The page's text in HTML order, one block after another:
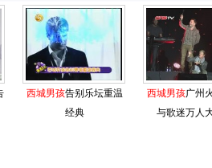
西城男孩告别乐坛重温
经典
西城男孩广州
与歌迷万人